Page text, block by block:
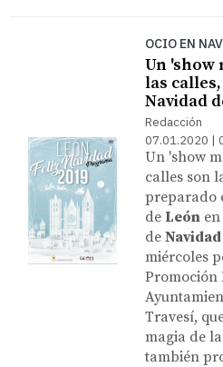
OCIO EN
Un 'show
las
Navidad
Redacción
07.01.2020 |
Un 'show
calles son
preparado
de León
de Navidad
miércoles
Promoción
Travesí,
magia de
también